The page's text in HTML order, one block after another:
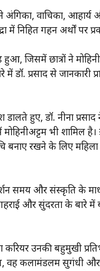
अंगिका, वाचिका,
में निहित गहन अर्थों पर
हुआ, जिसमें छात्रों ने
प्रसाद से जानकारी
हुए, डॉ. नीना
भी शामिल
बनाए रखने के लिए
समय और संस्कृति के
और सुंदरता के बारे
उनकी बहुमुखी
वह कलामंडलम सुगंधी और